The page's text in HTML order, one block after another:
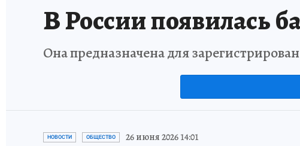
В России появилась
Она предназначена для
НОВОСТИ ОБЩЕСТВО 26 июня 2026 14:01